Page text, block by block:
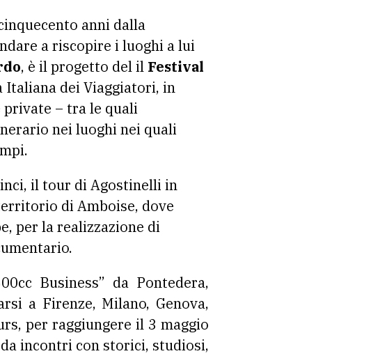
anni dalla
a riscopire i luoghi a lui
, è il progetto del il Festival
Italiana dei Viaggiatori, in
– tra le quali
nei luoghi nei quali
il tour di Agostinelli in
di Amboise, dove
per la realizzazione di
Business” da Pontedera,
a Firenze, Milano, Genova,
per raggiungere il 3 maggio
incontri con storici, studiosi,